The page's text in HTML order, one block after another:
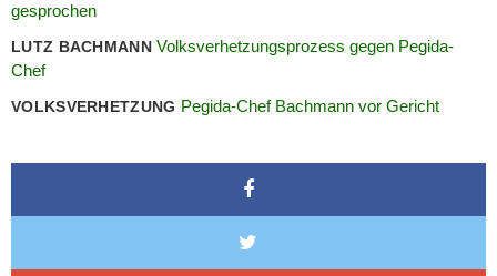
gesprochen
LUTZ BACHMANNVolksverhetzungsprozess gegen Pegida-
Chef
VOLKSVERHETZUNG Pegida-Chef Bachmann vor Gericht